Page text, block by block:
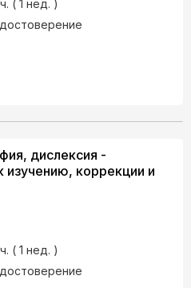
( 1 нед. )
дислексия -
коррекции и
( 1 нед. )